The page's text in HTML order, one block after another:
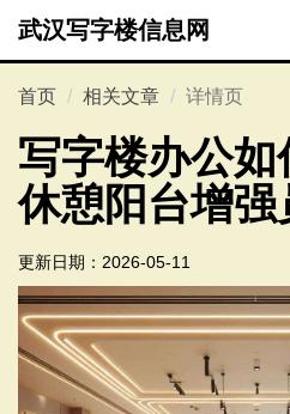
武汉写字楼信息网
首页 相关文章 详情页
写字楼办公
休憩阳台增强
更新日期： 2026-05-11